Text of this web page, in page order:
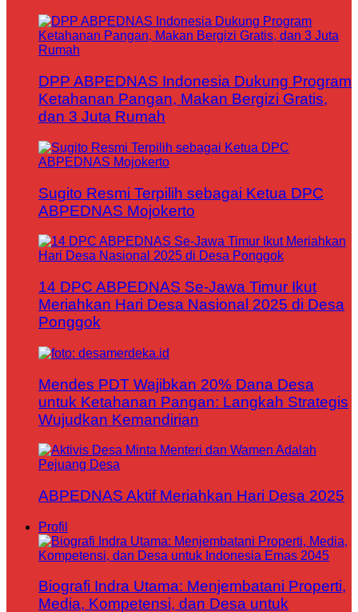
DPP ABPEDNAS Indonesia Dukung Program
Ketahanan Pangan, Makan Bergizi Gratis,
dan 3 Juta Rumah
Sugito Resmi Terpilih sebagai Ketua DPC
ABPEDNAS Mojokerto
14 DPC ABPEDNAS Se-Jawa Timur Ikut
Meriahkan Hari Desa Nasional 2025 di Desa
Ponggok
Mendes PDT Wajibkan 20% Dana Desa
untuk Ketahanan Pangan: Langkah Strategis
Wujudkan Kemandirian
ABPEDNAS Aktif Meriahkan Hari Desa 2025
Profil
Biografi Indra Utama: Menjembatani Properti,
Media, Kompetensi, dan Desa untuk